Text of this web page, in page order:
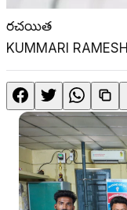
రచయిత
KUMMARI RAMESH